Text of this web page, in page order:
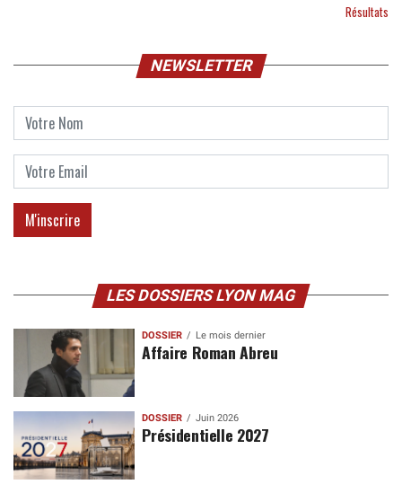
Résultats
NEWSLETTER
LES DOSSIERS LYON MAG
DOSSIER Le mois dernier
Affaire Roman Abreu
DOSSIER Juin 2026
Présidentielle 2027